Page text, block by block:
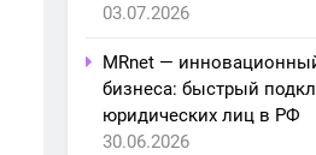
03.07.2026
MRnet —
бизнеса: быстрый
юридических лиц в РФ
30.06.2026